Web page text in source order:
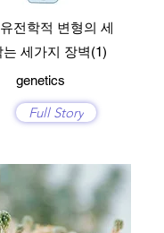
전학적 변형의 세
세가지 장벽(1)
genetics
Full Story